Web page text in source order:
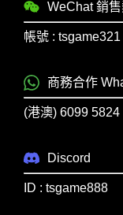
WeChat 銷
帳號 : tsgame321
商務合作
(港澳) 6099 5824
Discord
ID : tsgame888